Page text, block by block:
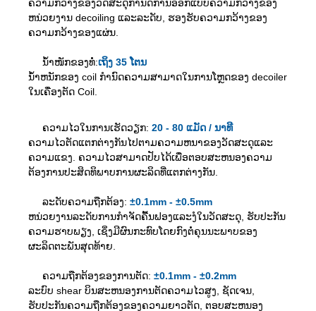
ຄວາມກວ້າງຂອງວັດສະດຸກໍານົດການອອກແບບຄວາມກວ້າງຂອງ
ຫນ່ວຍງານ decoiling ແລະລະດັບ, ຮອງຮັບຄວາມກວ້າງຂອງ
ຄວາມກວ້າງຂອງແຜ່ນ.
ນ້ຳໜັກຂອງທໍ່:ເຖິງ 35 ໂຕນ
ນ້ໍາຫນັກຂອງ coil ກໍານົດຄວາມສາມາດໃນການໂຫຼດຂອງ decoiler
ໃນເຄື່ອງຕັດ Coil.
ຄວາມໄວໃນການເຮັດວຽກ: 20 - 80 ແມັດ / ນາທີ
ຄວາມໄວຕັດແຕກຕ່າງກັນໄປຕາມຄວາມຫນາຂອງວັດສະດຸແລະ
ຄວາມແຂງ. ຄວາມໄວສາມາດປັບໄດ້ເພື່ອຕອບສະຫນອງຄວາມ
ຕ້ອງການປະສິດທິພາບການຜະລິດທີ່ແຕກຕ່າງກັນ.
ລະດັບຄວາມຖືກຕ້ອງ: ±0.1mm - ±0.5mm
ຫນ່ວຍງານລະດັບການກໍາຈັດຄື້ນຟອງແລະງໍໃນວັດສະດຸ, ຮັບປະກັນ
ຄວາມຮາບພຽງ, ເຊິ່ງມີຜົນກະທົບໂດຍກົງຕໍ່ຄຸນນະພາບຂອງ
ຜະລິດຕະພັນສຸດທ້າຍ.
ຄວາມຖືກຕ້ອງຂອງການຕັດ: ±0.1mm - ±0.2mm
ລະບົບ shear ບິນສະຫນອງການຕັດຄວາມໄວສູງ, ຊັດເຈນ,
ຮັບປະກັນຄວາມຖືກຕ້ອງຂອງຄວາມຍາວຕັດ, ຕອບສະຫນອງ